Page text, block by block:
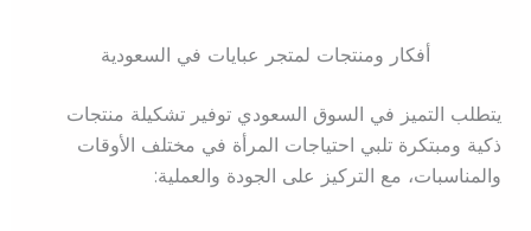
أفكار ومنتجات لمتجر عبايات في السعودية
يتطلب التميز في السوق السعودي توفير تشكيلة منتجات
ذكية ومبتكرة تلبي احتياجات المرأة في مختلف الأوقات
والمناسبات، مع التركيز على الجودة والعملية: